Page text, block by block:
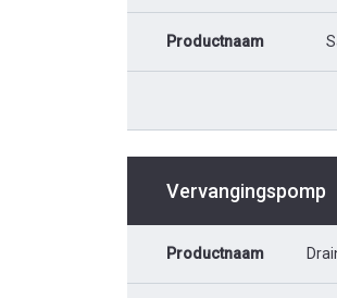
Productnaam
Vervangingspomp
Productnaam